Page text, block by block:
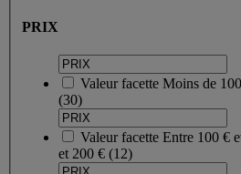
PRIX
Valeur facette Moins de
(30)
Valeur facette Entre 100 €
et 200 € (12)